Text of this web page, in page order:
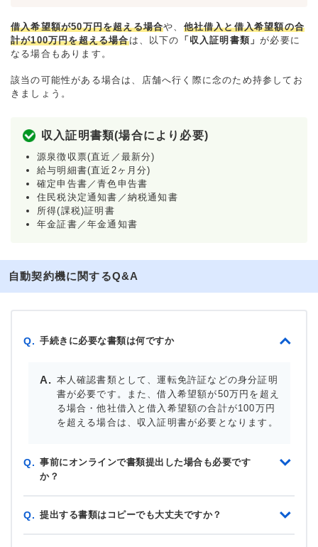
借入希望額が50万円を超える場合や、 他社借入と借入希望額の合
計が100万円を超える場合は、以下の 「収入証明書類」が必要に
なる場合もあります。
該当の可能性がある場合は、店舗へ行く際に念のため持参してお
きましょう。
収入証明書類(場合により必要)
源泉徴収票(直近／最新分)
給与明細書(直近2ヶ月分)
確定申告書／青色申告書
住民税決定通知書／納税通知書
所得(課税)証明書
年金証書／年金通知書
自動契約機に関するQ&A
Q. 手続きに必要な書類は何ですか
本人確認書類として、運転免許証などの身分証明
書が必要です。また、借入希望額が50万円を超え
る場合・他社借入と借入希望額の合計が100万円
を超える場合は、収入証明書が必要となります。
Q. 事前にオンラインで書類提出した場合も必要です
か？
Q. 提出する書類はコピーでも大丈夫ですか？